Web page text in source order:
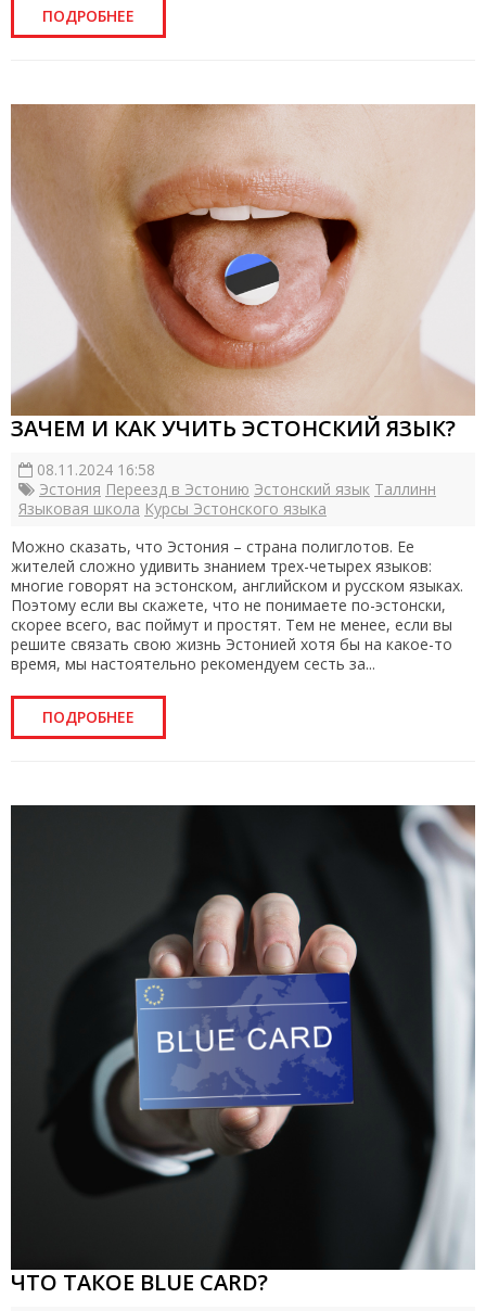
ПОДРОБНЕЕ
ЗАЧЕМ И КАК УЧИТЬ ЭСТОНСКИЙ ЯЗЫК?
08.11.2024 16:58
Эстония Переезд в Эстонию Эстонский язык Таллинн
Языковая школа Курсы Эстонского языка
Можно сказать, что Эстония – страна полиглотов. Ее
жителей сложно удивить знанием трех-четырех языков:
многие говорят на эстонском, английском и русском языках.
Поэтому если вы скажете, что не понимаете по-эстонски,
скорее всего, вас поймут и простят. Тем не менее, если вы
решите связать свою жизнь Эстонией хотя бы на какое-то
время, мы настоятельно рекомендуем сесть за...
ПОДРОБНЕЕ
ЧТО ТАКОЕ BLUE CARD?